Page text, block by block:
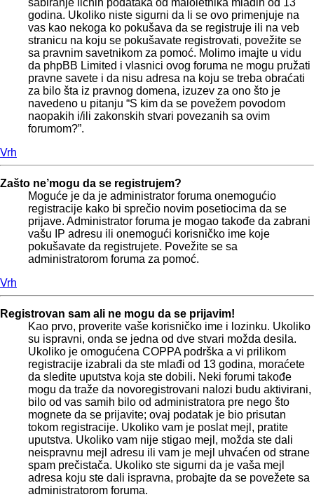
godina. Ukoliko niste sigurni da li se ovo primenjuje na
vas kao nekoga ko pokušava da se registruje ili na veb
stranicu na koju se pokušavate registrovati, povežite se
sa pravnim savetnikom za pomoć. Molimo imajte u vidu
da phpBB Limited i vlasnici ovog foruma ne mogu pružati
pravne savete i da nisu adresa na koju se treba obraćati
za bilo šta iz pravnog domena, izuzev za ono što je
navedeno u pitanju “S kim da se povežem povodom
naopakih i/ili zakonskih stvari povezanih sa ovim
forumom?”.
Vrh
Zašto ne’mogu da se registrujem?
Moguće je da je administrator foruma onemogućio
registracije kako bi sprečio novim posetiocima da se
prijave. Administrator foruma je mogao takođe da zabrani
vašu IP adresu ili onemogući korisničko ime koje
pokušavate da registrujete. Povežite se sa
administratorom foruma za pomoć.
Vrh
Registrovan sam ali ne mogu da se prijavim!
Kao prvo, proverite vaše korisničko ime i lozinku. Ukoliko
su ispravni, onda se jedna od dve stvari možda desila.
Ukoliko je omogućena COPPA podrška a vi prilikom
registracije izabrali da ste mlađi od 13 godina, moraćete
da sledite uputstva koja ste dobili. Neki forumi takođe
mogu da traže da novoregistrovani nalozi budu aktivirani,
bilo od vas samih bilo od administratora pre nego što
mognete da se prijavite; ovaj podatak je bio prisutan
tokom registracije. Ukoliko vam je poslat mejl, pratite
uputstva. Ukoliko vam nije stigao mejl, možda ste dali
neispravnu mejl adresu ili vam je mejl uhvaćen od strane
spam prečistača. Ukoliko ste sigurni da je vaša mejl
adresa koju ste dali ispravna, probajte da se povežete sa
administratorom foruma.